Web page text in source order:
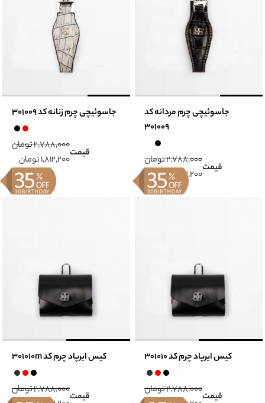
جاسوئیچی چرم مردانه کد
301009
قیمت
2,788,000 تومان
1,812,200 تومان
جاسوئیچی چرم زنانه کد 301009
قیمت
2,788,000 تومان
1,812,200 تومان
کیس ایرپاد چرم کد 301010
قیمت
2,788,000 تومان
کیس ایرپاد چرم کد 301010m
قیمت
2,788,000 تومان